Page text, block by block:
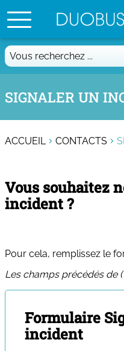
Vous
recherchez
SIGNALER UN
ACCUEIL CONTACTS
Vous souhaitez
incident ?
Pour cela, remplissez le
Les champs précédés de
Formulaire
incident